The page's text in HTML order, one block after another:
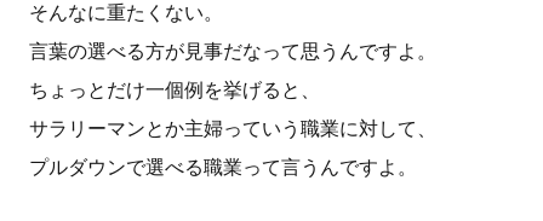
そんなに重たくない。
言葉の選べる方が見事だなって思うんですよ。
ちょっとだけ一個例を挙げると、
サラリーマンとか主婦っていう職業に対して、
プルダウンで選べる職業って言うんですよ。